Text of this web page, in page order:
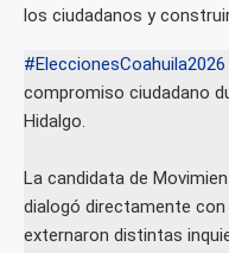
los ciudadanos y
#EleccionesCoahuila2026
compromiso ciudadano
Hidalgo.
La candidata de
dialogó directamente
externaron distintas